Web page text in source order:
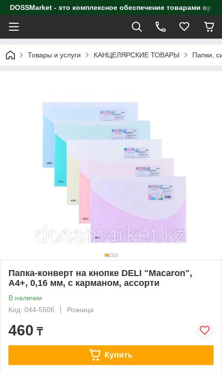
DOSSMarket - это комплексное обеспечение товарами
Товары и услуги КАНЦЕЛЯРСКИЕ ТОВАРЫ Папки,
Папка-конверт на кнопке DELI "Macaron",
А4+, 0,16 мм, c карманом, ассорти
В наличии
Код: 044-5506
Розница
460 ₸
Купить